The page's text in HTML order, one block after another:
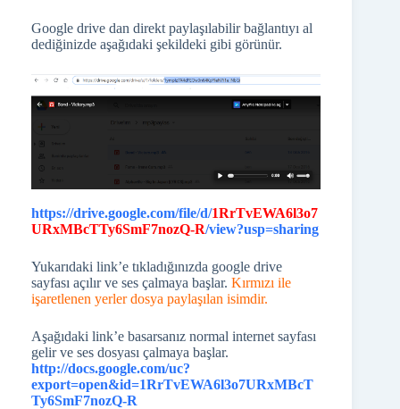
Google drive dan direkt paylaşılabilir bağlantıyı al
dediğinizde aşağıdaki şekildeki gibi görünür.
https://drive.google.com/file/d/1RrTvEWA6l3o7
URxMBcTTy6SmF7nozQ-R/view?usp=sharing
Yukarıdaki link’e tıkladığınızda google drive
sayfası açılır ve ses çalmaya başlar. Kırmızı ile
işaretlenen yerler dosya paylaşılan isimdir.
Aşağıdaki link’e basarsanız normal internet sayfası
gelir ve ses dosyası çalmaya başlar.
http://docs.google.com/uc?
export=open&id=1RrTvEWA6l3o7URxMBcT
Ty6SmF7nozQ-R